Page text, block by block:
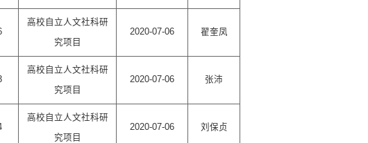
高校自立人文社科研
究项目
2020-07-06 翟奎凤
高校自立人文社科研
究项目
2020-07-06 张沛
高校自立人文社科研
究项目
2020-07-06 刘保贞